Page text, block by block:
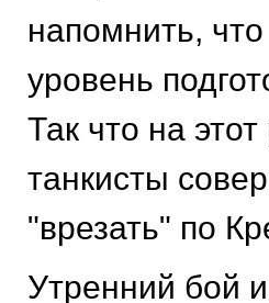
напомнить,
уровень
Так что на
танкисты
"врезать" по
Утренний бой